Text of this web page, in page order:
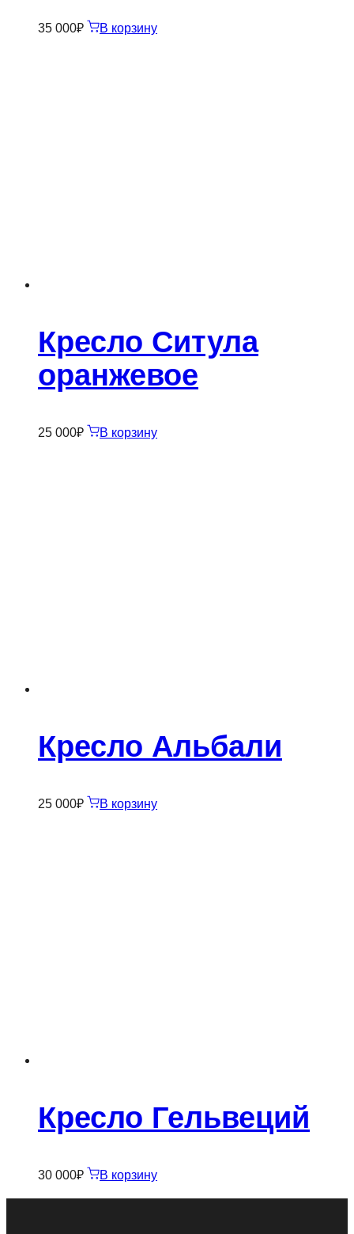
35 000₽ В корзину
Кресло Ситула
оранжевое
25 000₽ В корзину
Кресло Альбали
25 000₽ В корзину
Кресло Гельвеций
30 000₽ В корзину